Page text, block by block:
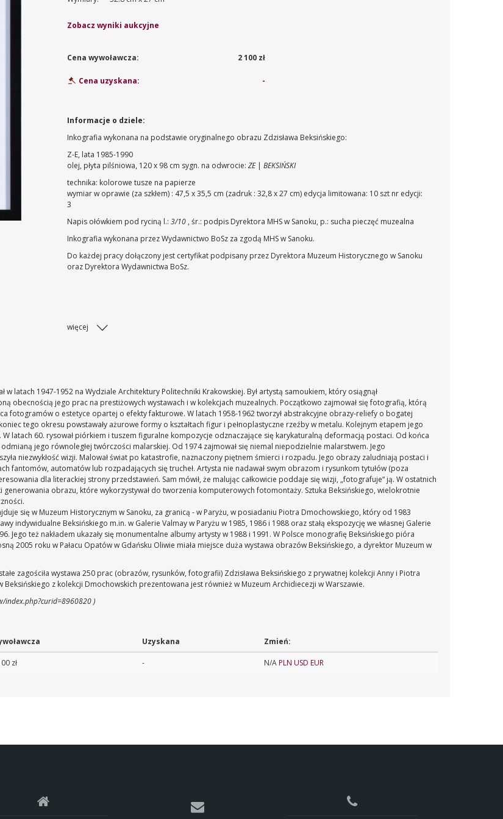
Zobacz wyniki aukcyjne
Cena wywoławcza: 2 100 zł
Cena uzyskana: -
Informacje o dziele:
Inkografia wykonana na podstawie oryginalnego obrazu Zdzisława Beksińskiego:
Z-E, lata 1985-1990
olej, płyta pilśniowa, 120 x 98 cm sygn. na odwrocie:ZE|BEKSIŃSKI
technika: kolorowe tusze na papierze
wymiar w oprawie (za szkłem) : 47,5 x 35,5 cm (zadruk : 32,8 x 27 cm) edycja limitowana: 10 szt nr edycji:
3
Napis ołówkiem pod ryciną l.:3/10 , śr.: podpis Dyrektora MHS w Sanoku, p.: sucha pieczęć muzealna
Inkografia wykonana przez Wydawnictwo BoSz za zgodą MHS w Sanoku.
Do każdej pracy dołączony jest certyfikat podpisany przez Dyrektora Muzeum Historycznego w Sanoku
oraz Dyrektora Wydawnictwa BoSz.
więcej
w latach 1947-1952 na Wydziale Architektury Politechniki Krakowskiej. Był artystą samoukiem, który osiągnął
obecnością jego prac na prestiżowych wystawach i w kolekcjach muzealnych. Początkowo zajmował się fotografią, którą
fotogramów o estetyce opartej o efekty fakturowe. W latach 1958-1962 tworzył abstrakcyjne obrazy-reliefy o bogatej
tego okresu powstawały ażurowe formy o kształtach figur i pełnoplastyczne rzeźby w metalu. Kolejnym etapem jego
W latach 60. rysował piórkiem i tuszem figuralne kompozycje odznaczające się karykaturalną deformacją postaci. Od końca
jego równoległej twórczości malarskiej. Od 1974 zajmował się niemal niepodzielnie malarstwem. Jego
niezwykłość wizji. Malował świat po katastrofie, naznaczony piętnem śmierci i rozpadu. Jego obrazy zaludniają postaci i
fantomów, automatów lub rozpadających się trucheł. Artysta nie nadawał swym obrazom i rysunkom tytułów (poza
dla literackiej strony przedstawień. Sam mówił, że malując całkowicie poddaje się wizji, „fotografuje“ ją. W ostatnich
generowania obrazu, które wykorzystywał do tworzenia komputerowych fotomontaży. Sztuka Beksińskiego, wielokrotnie
się w Muzeum Historycznym w Sanoku, za granicą - w Paryżu, w posiadaniu Piotra Dmochowskiego, który od 1983
indywidualne Beksińskiego m.in. w Galerie Valmay w Paryżu w 1985, 1986 i 1988 oraz stałą ekspozycję we własnej Galerie
Jego też nakładem ukazały się monumentalne albumy artysty w 1988 i 1991. W Polsce monografię Beksińskiego pióra
2005 roku w Pałacu Opatów w Gdańsku Oliwie miała miejsce duża wystawa obrazów Beksińskiego, a dyrektor Muzeum w
zagościła wystawa 250 prac (obrazów, rysunków, fotografii) Zdzisława Beksińskiego z prywatnej kolekcji Anny i Piotra
z kolekcji Dmochowskich prezentowana jest również w Muzeum Archidiecezji w Warszawie.
index.php?curid=8960820 )
Uzyskana Zmień:
zł - N/APLN USD EUR